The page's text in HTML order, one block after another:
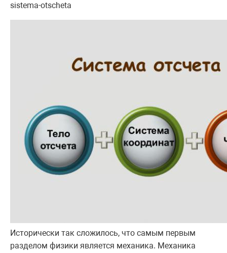
sistema-otscheta
Исторически так сложилось, что самым первым
разделом физики является механика. Механика